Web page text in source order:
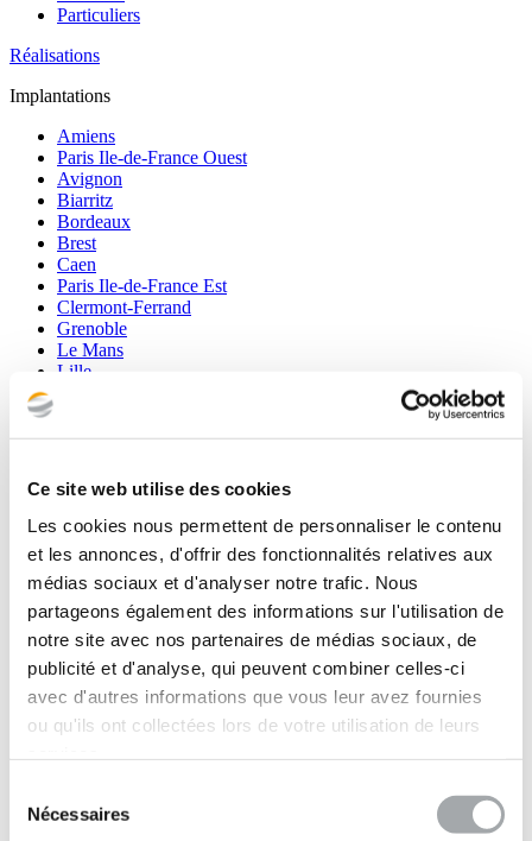
Ce site web utilise des cookies
Les cookies nous permettent de personnaliser le contenu
et les annonces, d'offrir des fonctionnalités relatives aux
médias sociaux et d'analyser notre trafic. Nous
partageons également des informations sur l'utilisation de
notre site avec nos partenaires de médias sociaux, de
publicité et d'analyse, qui peuvent combiner celles-ci
avec d'autres informations que vous leur avez fournies
ou qu'ils ont collectées lors de votre utilisation de leurs
Nécessaires
Particuliers
Réalisations
Implantations
Amiens
Paris Ile-de-France Ouest
Avignon
Biarritz
Bordeaux
Brest
Caen
Paris Ile-de-France Est
Clermont-Ferrand
Grenoble
Le Mans
Lille
Metz
Montpellier
Nancy
Nantes
Reims
Rouen
Saint-Omer
Strasbourg
Toulouse
Fondasol Maroc
Fondasol Sénégal
Cergy
Tarbes